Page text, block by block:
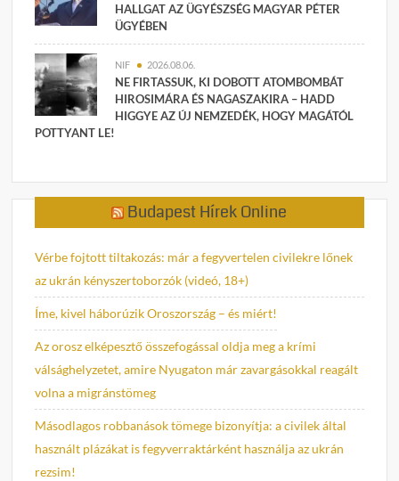
HALLGAT AZ ÜGYÉSZSÉG MAGYAR PÉTER
ÜGYÉBEN
NIF 2026.08.06.
NE FIRTASSUK, KI DOBOTT ATOMBOMBÁT
HIROSIMÁRA ÉS NAGASZAKIRA – HADD
HIGGYE AZ ÚJ NEMZEDÉK, HOGY MAGÁTÓL
POTTYANT LE!
Budapest Hírek Online
Vérbe fojtott tiltakozás: már a fegyvertelen civilekre lőnek
az ukrán kényszertoborzók (videó, 18+)
Íme, kivel háborúzik Oroszország – és miért!
Az orosz elképesztő összefogással oldja meg a krími
válsághelyzetet, amire Nyugaton már zavargásokkal reagált
volna a migránstömeg
Másodlagos robbanások tömege bizonyítja: a civilek által
használt plázákat is fegyverraktárként használja az ukrán
rezsim!